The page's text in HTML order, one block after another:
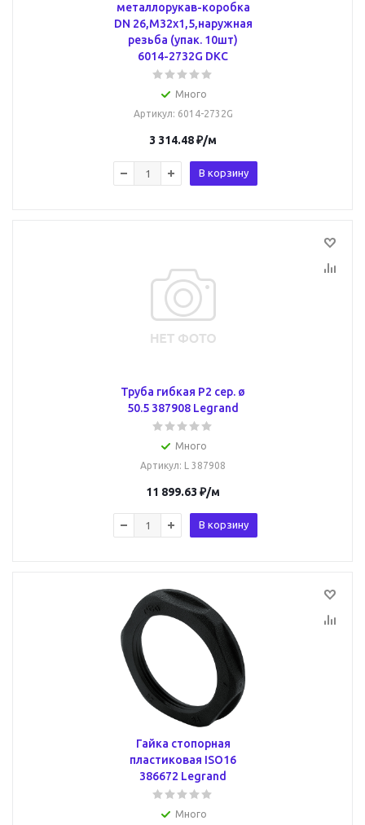
металлорукав-коробка
DN 26,М32х1,5,наружная
резьба (упак. 10шт)
6014-2732G DKC
Много
Артикул: 6014-2732G
3 314.48₽/м
В корзину
Труба гибкая P2 сер. ø
50.5 387908 Legrand
Много
Артикул: L 387908
11 899.63 ₽/м
В корзину
Гайка стопорная
пластиковая ISO16
386672 Legrand
Много